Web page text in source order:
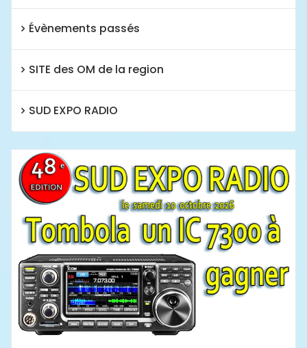
Évènements passés
SITE des OM de la region
SUD EXPO RADIO